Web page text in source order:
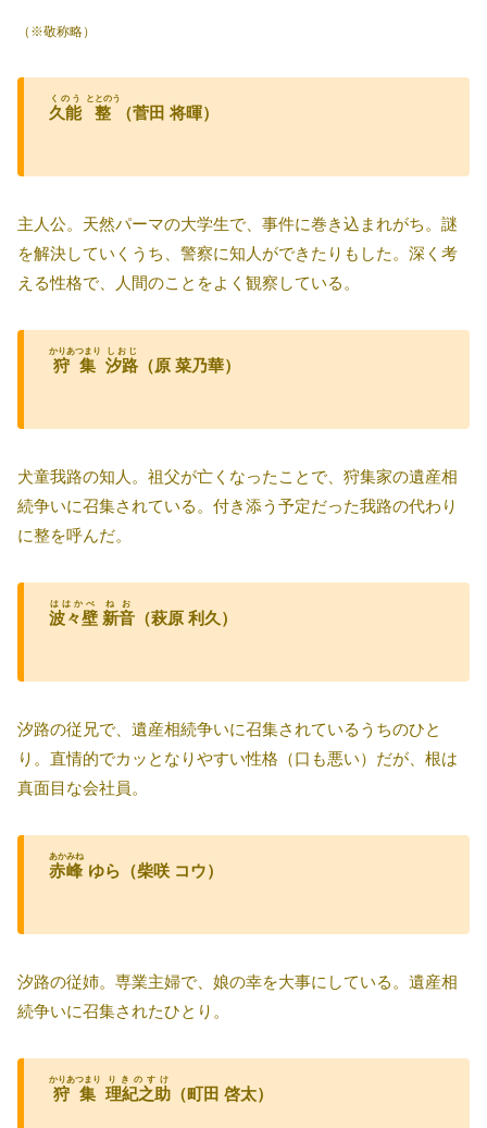
（※敬称略）
久能
くのう
整
ととのう
（菅田 将暉）
主人公。天然パーマの大学生で、事件に巻き込まれがち。謎
を解決していくうち、警察に知人ができたりもした。深く考
える性格で、人間のことをよく観察している。
狩集
かりあつまり
汐路
しおじ
（原 菜乃華）
犬童我路の知人。祖父が亡くなったことで、狩集家の遺産相
続争いに召集されている。付き添う予定だった我路の代わり
に整を呼んだ。
波々壁
ははかべ
新音
ねお
（萩原 利久）
汐路の従兄で、遺産相続争いに召集されているうちのひと
り。直情的でカッとなりやすい性格（口も悪い）だが、根は
真面目な会社員。
赤峰
あかみね
ゆら（柴咲 コウ）
汐路の従姉。専業主婦で、娘の幸を大事にしている。遺産相
続争いに召集されたひとり。
狩集
かりあつまり
理紀之助
りきのすけ
（町田 啓太）